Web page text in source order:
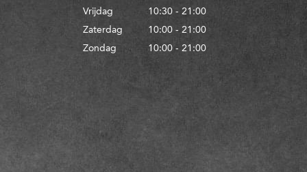
Vrijdag
10:30 - 21:00
Zaterdag
10:00 - 21:00
Zondag
10:00 - 21:00